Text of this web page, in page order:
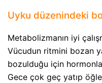
Uyku düzenindeki
Metabolizmanın iyi
Vücudun ritmini bozan
bozulduğu için
Gece çok geç yatıp